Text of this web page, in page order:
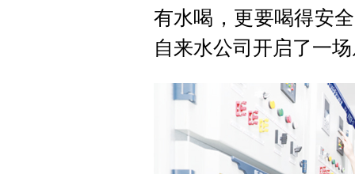
有水喝，更要喝得安
自来水公司开启了一